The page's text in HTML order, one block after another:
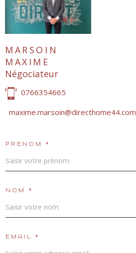
MARSOIN
MAXIME
Négociateur
0766354665
maxime.marsoin@directhome44.com
PRÉNOM *
NOM *
EMAIL *